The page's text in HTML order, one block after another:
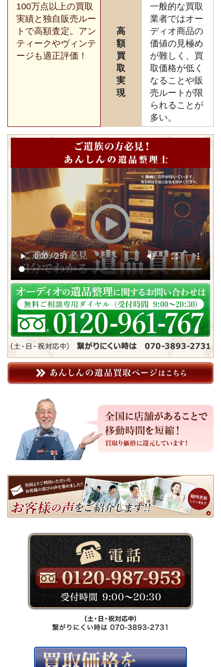
100万点以上の買取
実績と独自販売ルー
トで高額査定。アン
ティークやヴィンテ
ージも適正評価！
高
額
買
取
実
現
一般的な買取
業者ではオー
ディオ商品の
価値の見極め
が難しく、買
取価格が低く
なることや販
売ルートが限
られることが
多い。